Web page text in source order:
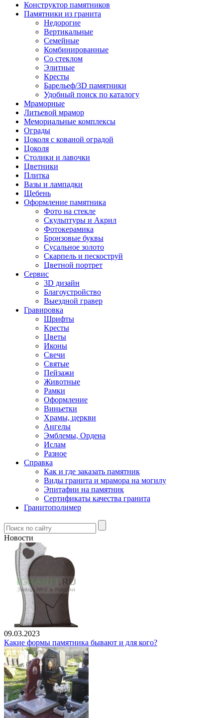
Конструктор памятников
Памятники из гранита
Недорогие
Вертикальные
Семейные
Комбинированные
Со стеклом
Элитные
Кресты
Барельеф/3D памятники
Удобный поиск по каталогу
Мраморные
Литьевой мрамор
Мемориальные комплексы
Ограды
Цоколя с кованой оградой
Цоколя
Столики и лавочки
Цветники
Плитка
Вазы и лампадки
Щебень
Оформление памятника
Фото на стекле
Скульптуры и Акрил
Фотокерамика
Бронзовые буквы
Сусальное золото
Скарпель и пескоструй
Цветной портрет
Сервис
3D дизайн
Благоустройство
Выездной гравер
Гравировка
Шрифты
Кресты
Цветы
Иконы
Свечи
Святые
Пейзажи
Животные
Рамки
Оформление
Виньетки
Храмы, церкви
Ангелы
Эмблемы, Ордена
Ислам
Разное
Справка
Как и где заказать памятник
Виды гранита и мрамора на могилу
Эпитафии на памятник
Сертификаты качества гранита
Гранитополимер
Новости
09.03.2023
Какие формы памятника бывают и для кого?